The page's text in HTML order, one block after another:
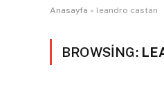
Anasayfa » leandro castan
BROWSING: